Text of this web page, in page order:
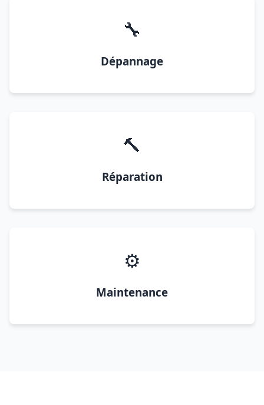
🔧
Dépannage
🔨
Réparation
⚙️
Maintenance